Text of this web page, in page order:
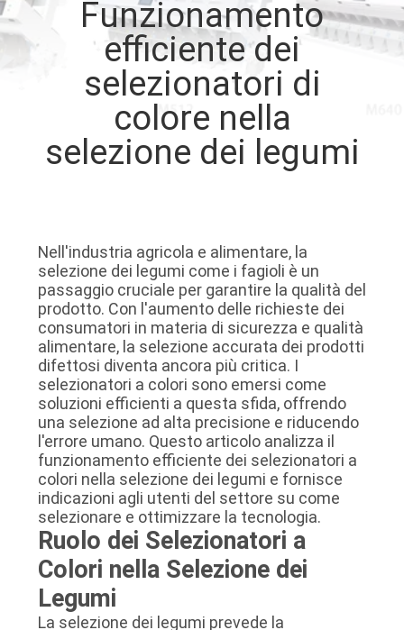
FABBRICA
CONTROLLO
QUALITÀ
RICHIEDA
UNA
CITAZIONE
MAPPA
DEL
SITO
POLITICA
SULLA
PRIVACY
Funzionamento
efficiente dei
selezionatori di
colore nella
selezione dei legumi
Nell'industria agricola e alimentare, la
selezione dei legumi come i fagioli è un
passaggio cruciale per garantire la qualità del
prodotto. Con l'aumento delle richieste dei
consumatori in materia di sicurezza e qualità
alimentare, la selezione accurata dei prodotti
difettosi diventa ancora più critica. I
selezionatori a colori sono emersi come
soluzioni efficienti a questa sfida, offrendo
una selezione ad alta precisione e riducendo
l'errore umano. Questo articolo analizza il
funzionamento efficiente dei selezionatori a
colori nella selezione dei legumi e fornisce
indicazioni agli utenti del settore su come
selezionare e ottimizzare la tecnologia.
Ruolo dei Selezionatori a
Colori nella Selezione dei
Legumi
La selezione dei legumi prevede la